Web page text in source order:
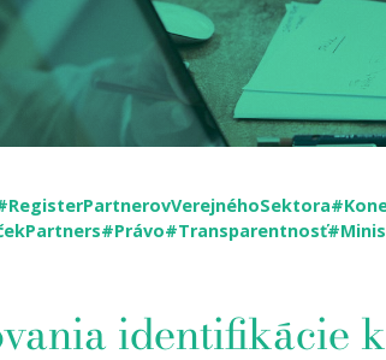
#Právo#Transparentnosť
identifikácie